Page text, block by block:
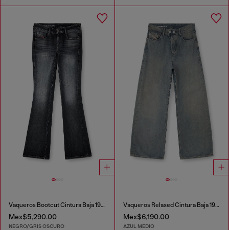
Vaqueros Bootcut Cintura Baja 1969 D-Ebbey
Mex$5,290.00
NEGRO/GRIS OSCURO
Vaqueros Relaxed Cintura Baja 1996 D-Sire
Mex$6,190.00
AZUL MEDIO